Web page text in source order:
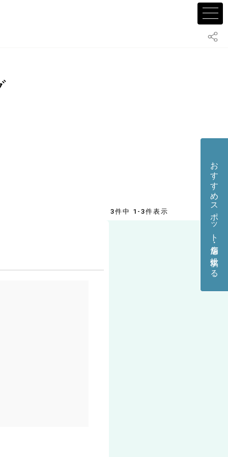
3件中 1-3件表示 おすすめスポット・店舗を投稿する